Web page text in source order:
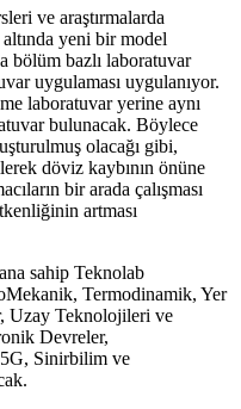
ve araştırmalarda
yeni bir model
bölüm bazlı laboratuvar
uygulaması uygulanıyor.
laboratuvar yerine aynı
bulunacak. Böylece
olacağı gibi,
döviz kaybının önüne
bir arada çalışması
artması
sahip Teknolab
Termodinamik, Yer
Uzay Teknolojileri ve
Devreler,
Sinirbilim ve